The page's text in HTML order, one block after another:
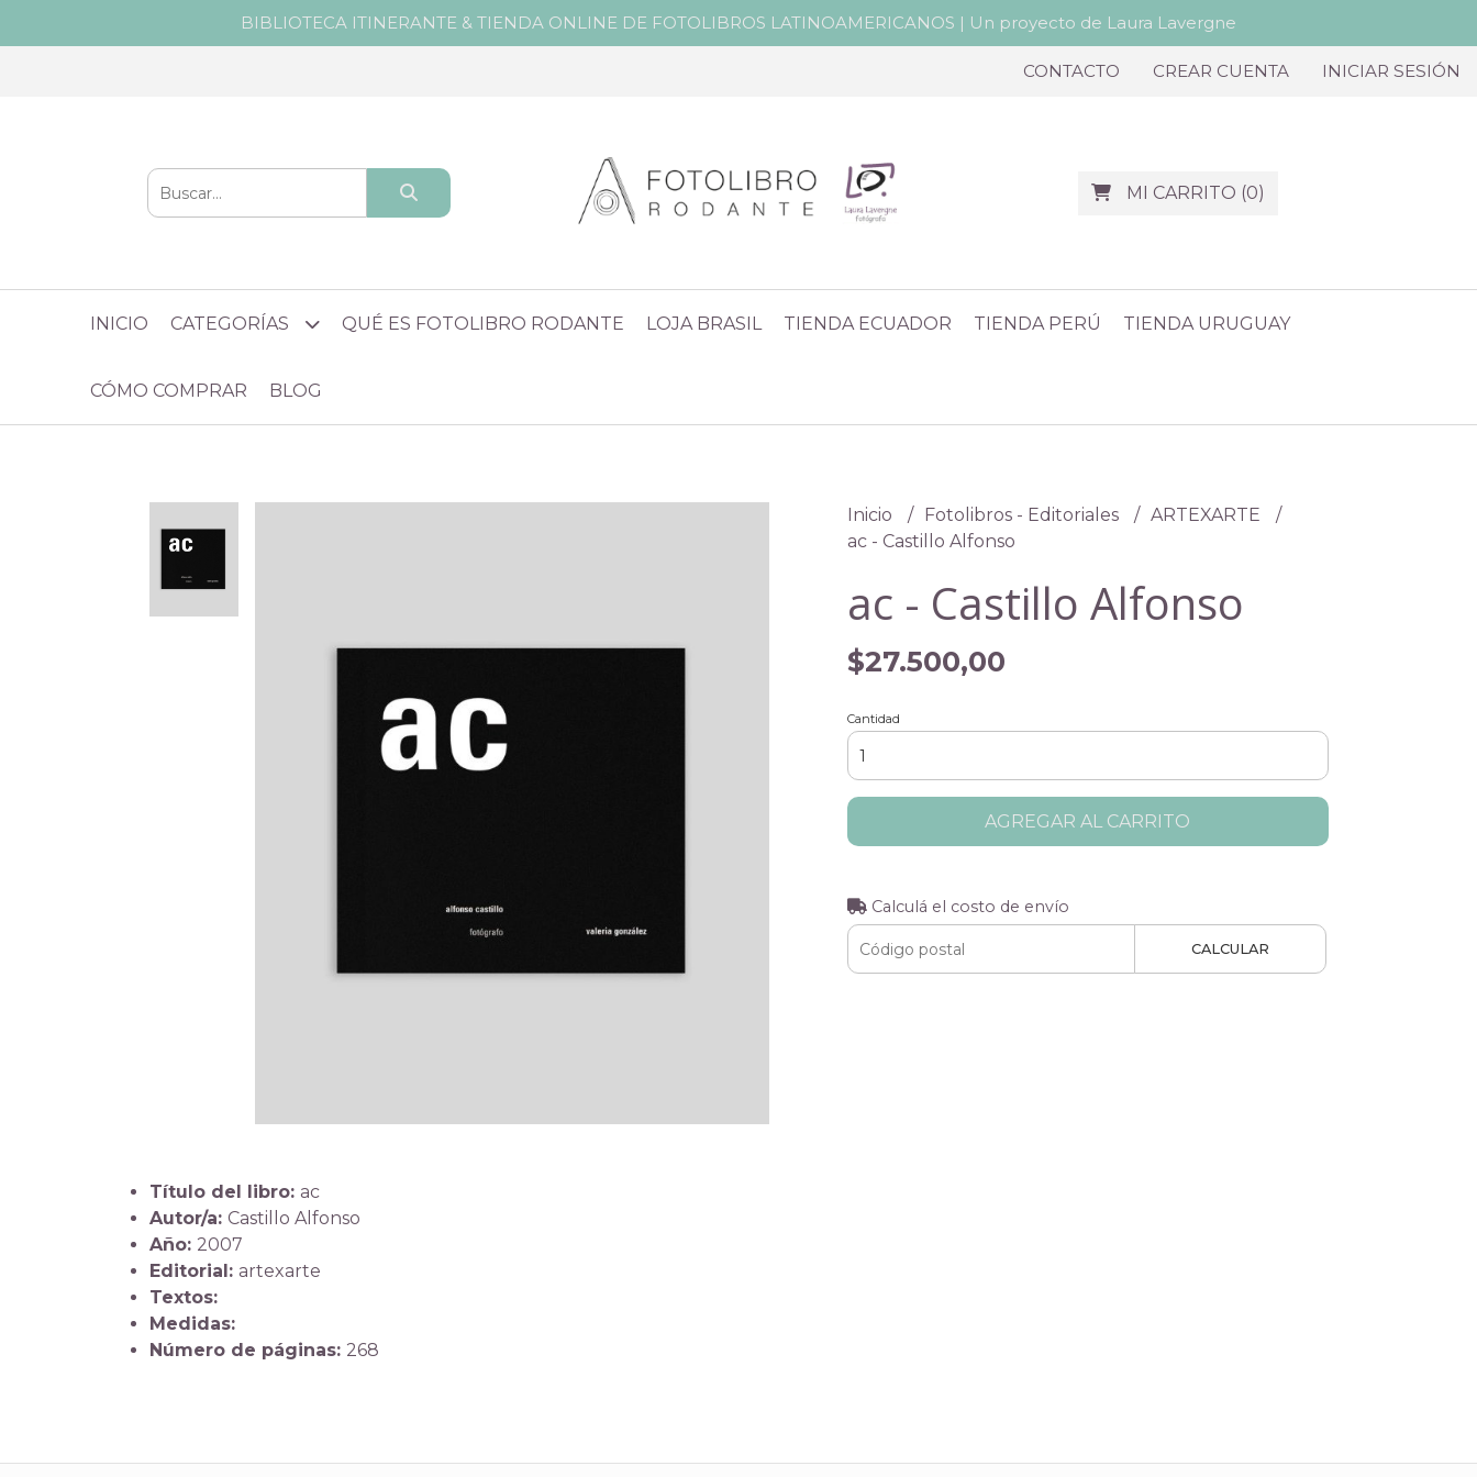
BIBLIOTECA ITINERANTE & TIENDA ONLINE DE FOTOLIBROS LATINOAMERICANOS | Un proyecto de Laura Lavergne
CONTACTO CREAR CUENTA INICIAR SESIÓN
MI CARRITO (0)
INICIO CATEGORÍAS QUÉ ES FOTOLIBRO RODANTE LOJA BRASIL TIENDA ECUADOR TIENDA PERÚ TIENDA URUGUAY
CÓMO COMPRAR BLOG
Título del libro: ac
Autor/a: Castillo Alfonso
Año: 2007
Editorial: artexarte
Textos:
Medidas:
Número de páginas: 268
Inicio Fotolibros - Editoriales
ARTEXARTE
ac - Castillo Alfonso
ac - Castillo Alfonso
$27.500,00
Cantidad
AGREGAR AL CARRITO
Calculá el costo de envío
CALCULAR